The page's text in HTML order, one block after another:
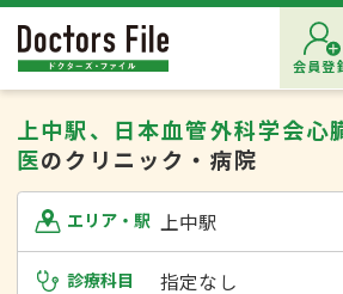
会員登
上中駅、日本血管外科学会心
医のクリニック・病院
エリア・駅 上中駅
診療科目 指定なし